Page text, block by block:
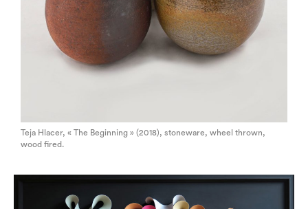
Teja Hlacer, « The Beginning » (2018), stoneware, wheel thrown,
wood fired.